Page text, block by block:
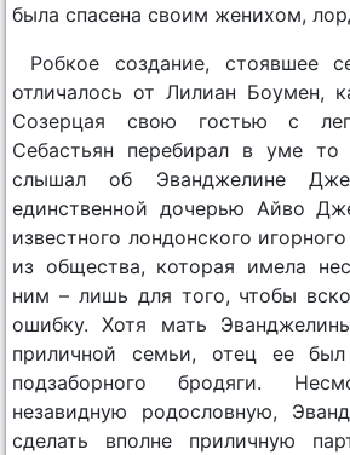
была спасена своим женихом,
Робкое создание, стоявшее
отличалось от Лилиан Боумен,
Созерцая свою гостью с
Себастьян перебирал в уме то
слышал об Эванджелине
единственной дочерью Айво
известного лондонского
из общества, которая имела
ним – лишь для того, чтобы
ошибку. Хотя мать
приличной семьи, отец ее
подзаборного бродяги.
незавидную родословную,
сделать вполне приличную